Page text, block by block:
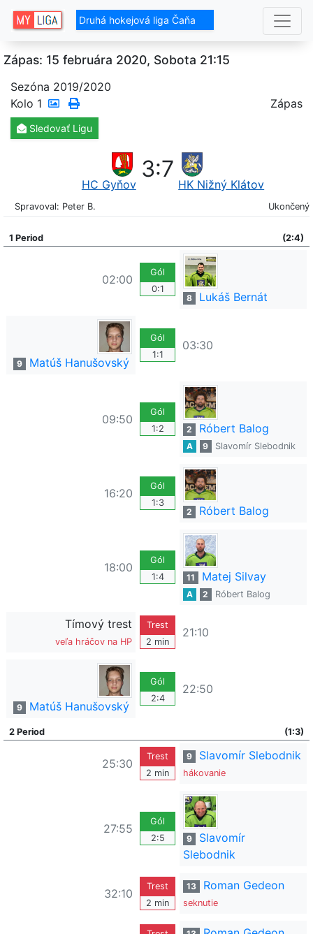
Druhá hokejová liga Čaňa
Zápas: 15 februára 2020, Sobota 21:15
Sezóna 2019/2020
Kolo 1 Zápas
Sledovať Ligu
HC Gyňov
3:7
HK Nižný Klátov
Spravoval: Peter B. Ukončený
1 Period (2:4)
02:00
Gól
0:1
8
Lukáš Bernát
9 Matúš Hanušovský
Gól
1:1
03:30
09:50
Gól
1:2
2 Róbert Balog
A 9 Slavomír Slebodnik
16:20
Gól
1:3
2
Róbert Balog
18:00
Gól
1:4
11 Matej Silvay
A 2 Róbert Balog
Tímový trest
veľa hráčov na HP
Trest
2 min
21:10
9 Matúš Hanušovský
Gól
2:4
22:50
2 Period (1:3)
25:30
Trest
2 min
9 Slavomír Slebodnik
hákovanie
27:55
Gól
2:5
9
Slavomír
Slebodnik
32:10
Trest
2 min
13 Roman Gedeon
seknutie